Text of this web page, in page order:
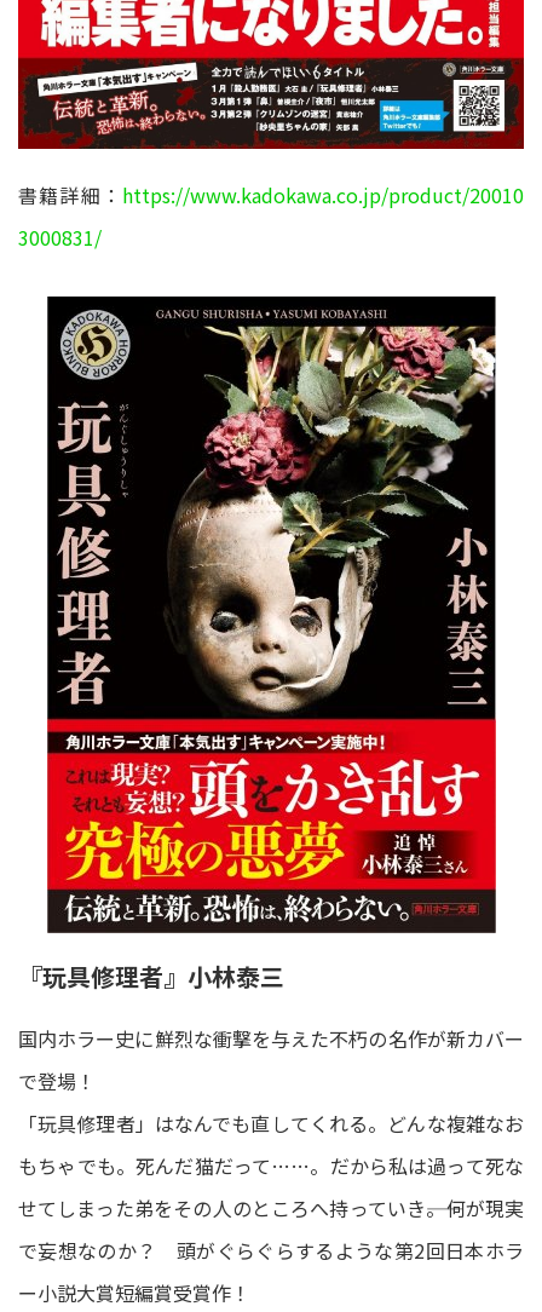
書籍詳細： https://www.kadokawa.co.jp/product/20010
3000831/
『玩具修理者』小林泰三
国内ホラー史に鮮烈な衝撃を与えた不朽の名作が新カバー
で登場！
「玩具修理者」はなんでも直してくれる。どんな複雑なお
もちゃでも。死んだ猫だって……。だから私は過って死な
せてしまった弟をその人のところへ持っていき――。何が現実
で妄想なのか？ 頭がぐらぐらするような第2回日本ホラ
ー小説大賞短編賞受賞作！